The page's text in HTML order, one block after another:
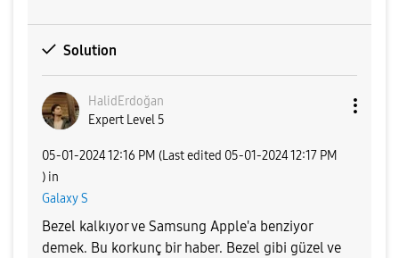
Solution
HalidErdoğan
Expert Level 5
‎05-01-202412:16 PM (Last edited ‎05-01-202412:17 PM
) in
Galaxy S
Bezel kalkıyor ve Samsung Apple'a benziyor
demek. Bu korkunç bir haber. Bezel gibi güzel ve